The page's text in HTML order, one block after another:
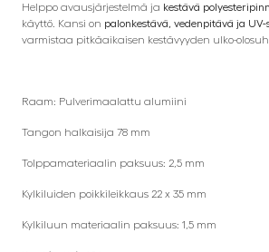
Helppo avausjärjestelmä ja kestävä
käyttö. Kansi on palonkestävä, vedenpitävä ja UV-
varmistaa pitkäaikaisen kestävyyden ulko-
Raam: Pulverimaalattu alumiini
Tangon halkaisija 78 mm
Tolppamateriaalin paksuus: 2,5 mm
Kylkiluiden poikkileikkaus 22 x 35 mm
Kylkiluun materiaalin paksuus: 1,5 mm